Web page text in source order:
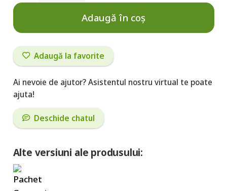
Curcumin
Piperină
mg,
60
Adaugă în coș
Adaugă la favorite
Ai nevoie de ajutor? Asistentul nostru virtual te poate
ajuta!
Deschide chatul
Alte versiuni ale produsului: